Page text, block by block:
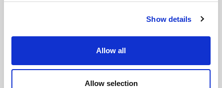
Show details
Allow all
Allow selection